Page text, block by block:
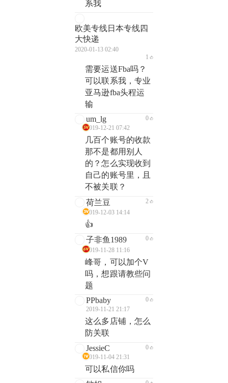
系我
欧美专线日本专线四
大快递
2020-01-13 02:40
1
需要运送Fba吗？
可以联系我，专业
亚马逊fba头程运
输
um_lg
2019-12-21 07:42
0
几百个账号的收款
那不是都用别人
的？怎么实现收到
自己的账号里，且
不被关联？
荷兰豆
2019-12-03 14:14
2
👍
子非鱼1989
2019-11-28 11:16
0
峰哥，可以加个V
吗，想跟请教些问
题
PPbaby
2019-11-21 21:17
0
这么多店铺，怎么
防关联
JessieC
2019-11-04 21:31
0
可以私信你吗